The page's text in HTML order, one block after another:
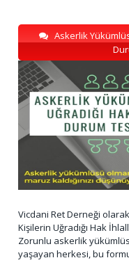
Askerlik
Vicdani Ret Derneği olarak
Kişilerin Uğradığı Hak
Zorunlu askerlik
yaşayan herkesi, bu